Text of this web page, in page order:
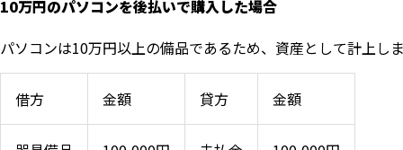
10万円のパソコンを後払いで購入した場合
パソコンは10万円以上の備品であるため、資産として計上し
借方 金額 貸方 金額